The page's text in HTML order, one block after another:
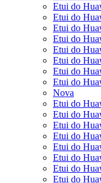
Etui do
Etui do
Etui do
Etui do
Etui do
Etui do
Etui do
Etui do
Nova
Etui do
Etui do
Etui do
Etui do
Etui do
Etui do
Etui do
Etui do